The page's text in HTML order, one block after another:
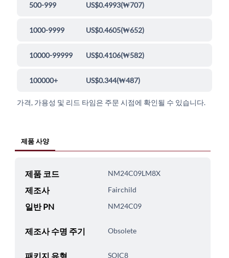
500-999 US$0.4993(₩707)
1000-9999 US$0.4605(₩652)
10000-99999 US$0.4106(₩582)
100000+ US$0.344(₩487)
가격, 가용성 및 리드 타임은 주문 시점에 확인될 수 있습니다.
제품 사양
제품 코드 NM24C09LM8X
제조사 Fairchild
일반 PN NM24C09
제조사 수명 주기 Obsolete
패키지 유형 SOIC8